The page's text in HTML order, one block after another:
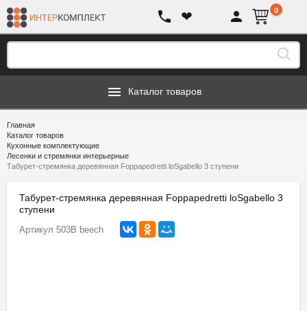
❤ 0
Каталог товаров
Главная
Каталог товаров
Кухонные комплектующие
Лесенки и стремянки интерьерные
Табурет-стремянка деревянная Foppapedretti loSgabello 3 ступени
Табурет-стремянка деревянная Foppapedretti loSgabello 3
ступени
Артикул 503B beech